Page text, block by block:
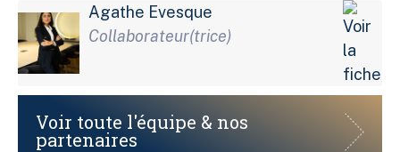
Agathe Evesque
Collaborateur(trice)
Voir toute l'équipe & nos
partenaires